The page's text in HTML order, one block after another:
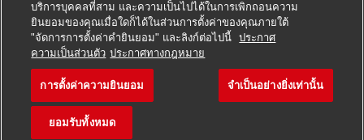
สมัครตำแหน่งนี้
บริการบุคคลที่สาม และความเป็นไปได้ในการเพิกถอนความ
ยินยอมของคุณเมื่อใดก็ได้ในส่วนการตั้งค่าของคุณภายใต้
"จัดการการตั้งค่าคำยินยอม" และลิงก์ต่อไปนี้
ประกาศ
ความเป็นส่วนตัว ประกาศทางกฎหมาย
การตั้งค่าความยินยอม จำเป็นอย่างยิ่งเท่านั้น
ยอมรับทั้งหมด